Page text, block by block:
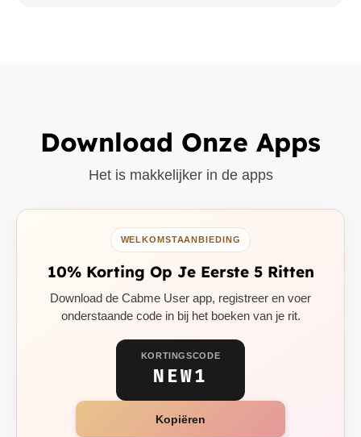
Download Onze Apps
Het is makkelijker in de apps
WELKOMSTAANBIEDING
10% Korting Op Je Eerste 5 Ritten
Download de Cabme User app, registreer en voer
onderstaande code in bij het boeken van je rit.
KORTINGSCODE
NEW1
Kopiëren